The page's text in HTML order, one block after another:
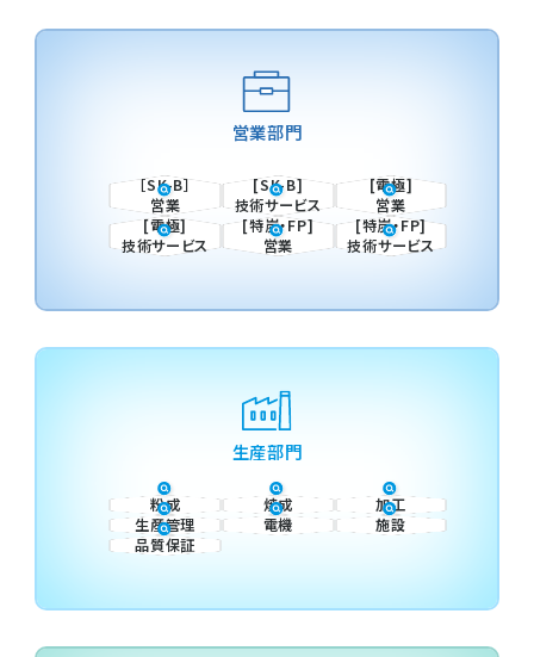
営業部門
［SK-B］
営業
[SK-B]
技術サービス
[電極]
営業
[電極]
技術サービス
[特炭・FP]
営業
[特炭・FP]
技術サービス
生産部門
粉成 焼成
加工
生産管理
電機
施設
品質保証